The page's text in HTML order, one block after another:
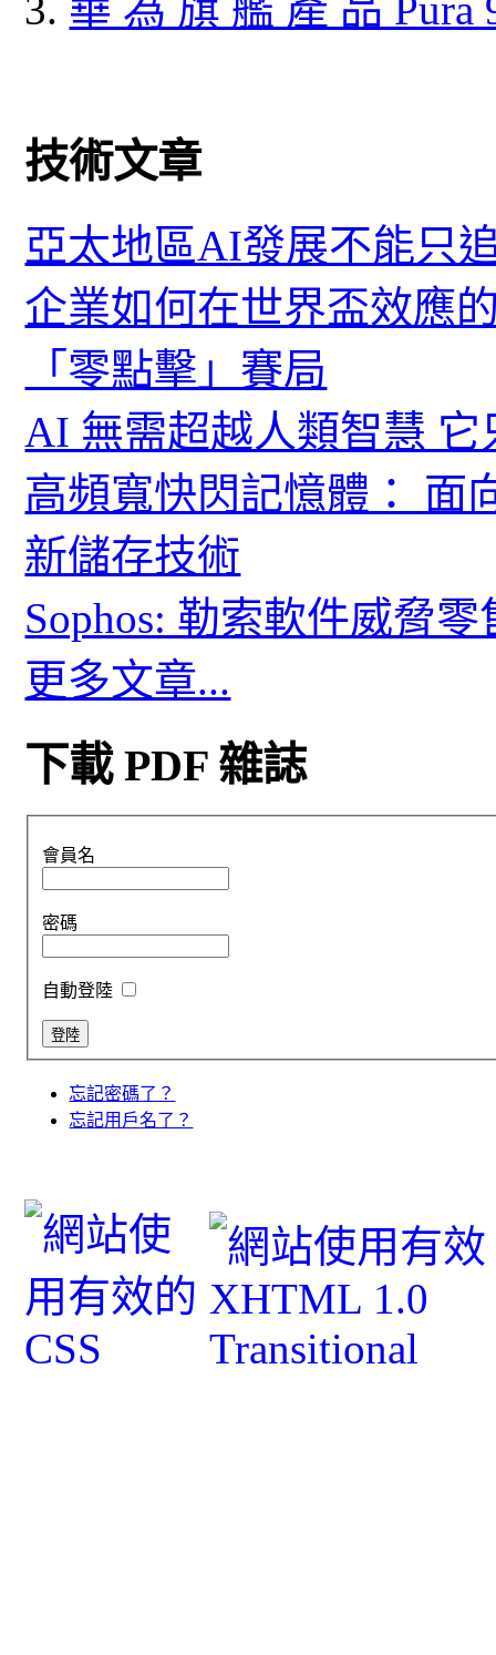
技術文章
亞太地區AI發展不能只
企業如何在世界盃效應
「零點擊」賽局
AI 無需超越人類智慧
高頻寬快閃記憶體： 面
新儲存技術
Sophos: 勒索軟件威脅
更多文章...
下載 PDF 雜誌
會員名
密碼
自動登陸
忘記密碼了？
忘記用戶名了？